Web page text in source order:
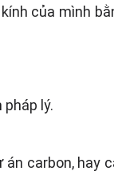
của mình
lý.
carbon, hay